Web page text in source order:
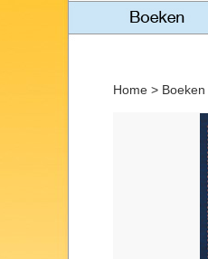
Home > Boeken